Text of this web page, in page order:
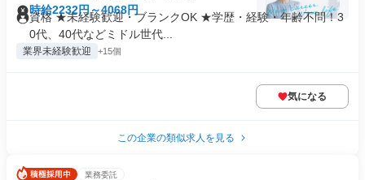
時給2232円～4068円
資格 ★未経験歓迎・ブランクOK ★学歴・経験・年齢不問！3
0代、40代などミドル世代...
業界未経験歓迎 +15個
気になる
この企業の類似求人を見る
業務委託